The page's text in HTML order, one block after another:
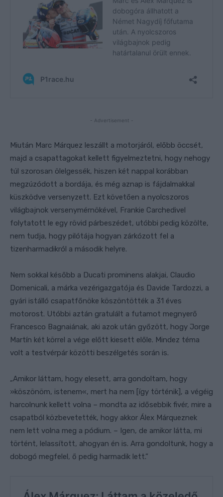
- Advertisement -
Miután Marc Márquez leszállt a motorjáról, előbb öccsét,
majd a csapattagokat kellett figyelmeztetni, hogy nehogy
túl szorosan ölelgessék, hiszen két nappal korábban
megzúzódott a bordája, és még aznap is fájdalmakkal
küszködve versenyzett. Ezt követően a nyolcszoros
világbajnok versenymérnökével, Frankie Carchedivel
folytatott le egy rövid párbeszédet, utóbbi pedig közölte,
nem tudja, hogy pilótája hogyan zárkózott fel a
tizenharmadikról a második helyre.
Nem sokkal később a Ducati prominens alakjai, Claudio
Domenicali, a márka vezérigazgatója és Davide Tardozzi, a
gyári istálló csapatfőnöke köszöntötték a 31 éves
motorost. Utóbbi aztán gratulált a futamot megnyerő
Francesco Bagnaiának, aki azok után győzött, hogy Jorge
Martín két körrel a vége előtt kiesett előle. Mindez téma
volt a testvérpár közötti beszélgetés során is.
„Amikor láttam, hogy elesett, arra gondoltam, hogy
»köszönöm, istenem«, mert ha nem [így történik], a végéig
harcolnunk kellett volna – mondta az idősebbik fivér, mire a
csapatból közbevetették, hogy akkor Álex Márqueznek
nem lett volna meg a pódium. – Igen, de amikor látta, mi
történt, lelassított, ahogyan én is. Arra gondoltunk, hogy a
dobogó megfelel, ő pedig harmadik lett.”